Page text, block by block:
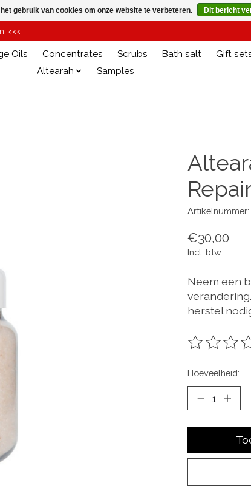
<<<
Oils Concentrates Scrubs Bath salt Gift
Altearah
Samples
Artikelnummer:
€30,00
Incl. btw
Neem een
herstel
De
Hoeveelheid:
gebruik van cookies om onze website te verbeteren. Dit bericht